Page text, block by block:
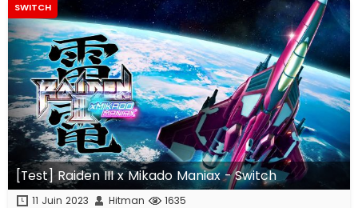
SWITCH
[Test] Raiden III x Mikado Maniax - Switch
11 Juin 2023 Hitman 1635